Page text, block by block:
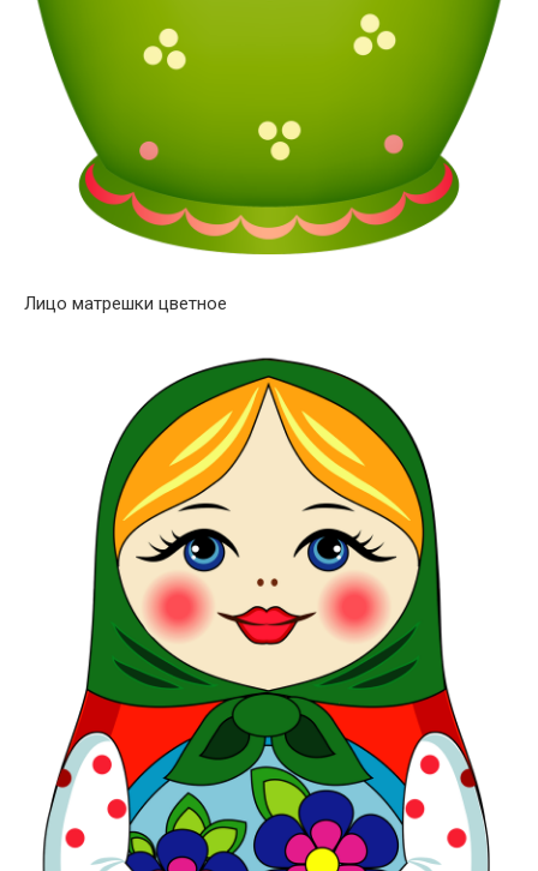
Лицо матрешки цветное